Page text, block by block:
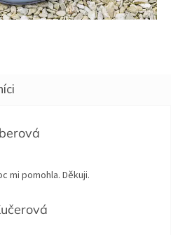
je 5 z 5 hvězdiček.
mi pomohla. Děkuji.
je 5 z 5 hvězdiček.